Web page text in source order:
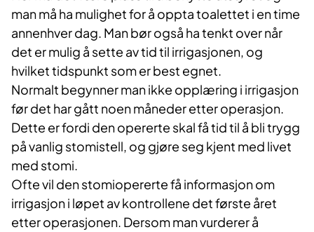
man må ha mulighet for å oppta toalettet i en time
annenhver dag. Man bør også ha tenkt over når
det er mulig å sette av tid til irrigasjonen, og
hvilket tidspunkt som er best egnet.
Normalt begynner man ikke opplæring i irrigasjon
før det har gått noen måneder etter operasjon.
Dette er fordi den opererte skal få tid til å bli trygg
på vanlig stomistell, og gjøre seg kjent med livet
med stomi.
Ofte vil den stomiopererte få informasjon om
irrigasjon i løpet av kontrollene det første året
etter operasjonen. Dersom man vurderer å